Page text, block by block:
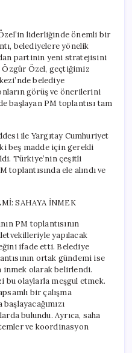
Liderliğinde
Saha
Çalışmaları
Hız
Kazanıyor
için
liderliğinde önemli bir
belediyelere yönelik
partinin yeni stratejisini
Özgür Özel, geçtiğimiz
belediye
görüş ve önerilerini
başlayan PM toplantısı tam
ile Yargıtay Cumhuriyet
beş madde için gerekli
Türkiye’nin çeşitli
toplantısında ele alındı ve
SAHAYA İNMEK
PM toplantısının
yapılacak
ifade etti. Belediye
ortak gündemi ise
olarak belirlendi.
bu olaylarla meşgul etmek.
bir çalışma
bulundu. Ayrıca, saha
ve koordinasyon